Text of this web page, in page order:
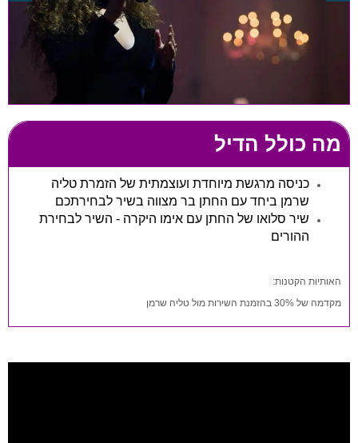
מה כולל הדיל
כניסה מרגשת מיוחדת ועוצמתית של הזמרת טליה
שרמן ביחד עם החתן בר מצווה בשיר לבחירתכם
שיר סלואו של החתן עם אימו היקרה - השיר לבחירת
ההורים
האותיות הקטנות:
מקדמה של 30% בהזמנת השירות מול טליה שרמן